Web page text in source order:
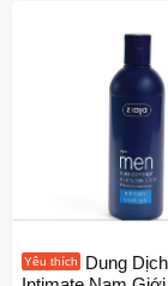
Yêu thích
Dung